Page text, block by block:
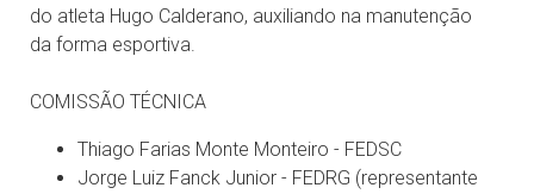
do atleta Hugo Calderano, auxiliando na manutenção
da forma esportiva.
COMISSÃO TÉCNICA
Thiago Farias Monte Monteiro - FEDSC
Jorge Luiz Fanck Junior - FEDRG (representante